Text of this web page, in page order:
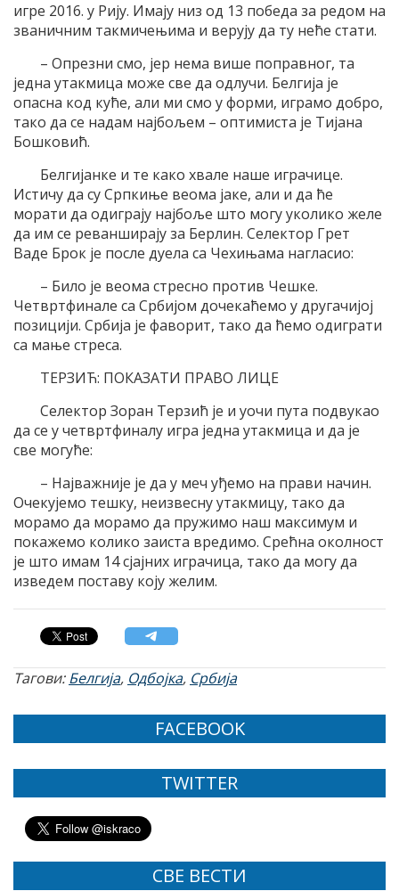
игре 2016. у Рију. Имају низ од 13 победа за редом на
званичним такмичењима и верују да ту неће стати.
– Опрезни смо, јер нема више поправног, та
једна утакмица може све да одлучи. Белгија је
опасна код куће, али ми смо у форми, играмо добро,
тако да се надам најбољем – оптимиста је Тијана
Бошковић.
Белгијанке и те како хвале наше играчице.
Истичу да су Српкиње веома јаке, али и да ће
морати да одиграју најбоље што могу уколико желе
да им се реванширају за Берлин. Селектор Грет
Ваде Брок је после дуела са Чехињама нагласио:
– Било је веома стресно против Чешке.
Четвртфинале са Србијом дочекаћемо у другачијој
позицији. Србија је фаворит, тако да ћемо одиграти
са мање стреса.
ТЕРЗИЋ: ПОКАЗАТИ ПРАВО ЛИЦЕ
Селектор Зоран Терзић је и уочи пута подвукао
да се у четвртфиналу игра једна утакмица и да је
све могуће:
– Најважније је да у меч уђемо на прави начин.
Очекујемо тешку, неизвесну утакмицу, тако да
морамо да морамо да пружимо наш максимум и
покажемо колико заиста вредимо. Срећна околност
је што имам 14 сјајних играчица, тако да могу да
изведем поставу коју желим.
Тагови:Белгија, Одбојка, Србија
FACEBOOK
TWITTER
СВЕ ВЕСТИ